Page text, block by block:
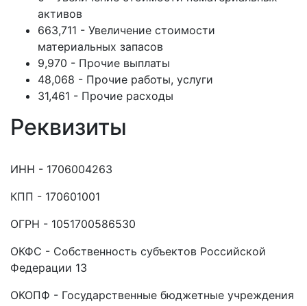
активов
663,711 - Увеличение стоимости
материальных запасов
9,970 - Прочие выплаты
48,068 - Прочие работы, услуги
31,461 - Прочие расходы
Реквизиты
ИНН - 1706004263
КПП - 170601001
ОГРН - 1051700586530
ОКФС - Собственность субъектов Российской
Федерации 13
ОКОПФ - Государственные бюджетные учреждения